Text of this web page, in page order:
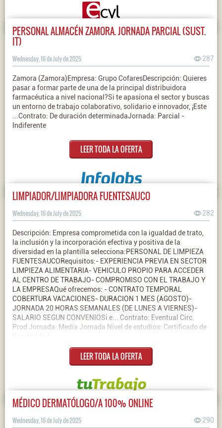
PERSONAL ALMACÉN ZAMORA. JORNADA PARCIAL (SUST.
IT)
Wednesday, 16 de July de 2025 287
Zamora (Zamora)Empresa: Grupo CofaresDescripción: Quieres
pasar a formar parte de una de la principal distribuidora
farmacéutica a nivel nacional?Si te apasiona el sector y buscas
un entorno de trabajo colaborativo, solidario e innovador, ¡Este
...Contrato: De duración determinadaJornada: Parcial -
Indiferente
LEER TODA LA OFERTA
LIMPIADOR/LIMPIADORA FUENTESAUCO
Wednesday, 16 de July de 2025 282
Descripción: Empresa comprometida con la igualdad de trato,
la inclusión y la incorporación efectiva y positiva de la
diversidad en la plantilla selecciona:PERSONAL DE LIMPIEZA
FUENTESAUCORequisitos:- EXPERIENCIA PREVIA EN SECTOR
LIMPIEZA ALIMENTARIA- VEHICULO PROPIO PARA ACCEDER
AL CENTRO DE TRABAJO- COMPROMISO CON EL TRABAJO Y
LA EMPRESAQué ofrecemos: - CONTRATO TEMPORAL
COBERTURA VACACIONES- DURACION 1 MES (AGOSTO)-
JORNADA 20 HORAS SEMANALES (DE LUNES A VIERNES)-
SALARIO SEGUN CONVENIOSi e... Contrato: Eventual Circ.
Prod Jornada: Media Jornada Nivel de estudios: Certificado de
LEER TODA LA OFERTA
MÉDICO DERMATÓLOGO/A 100% ONLINE
Wednesday, 16 de July de 2025 290